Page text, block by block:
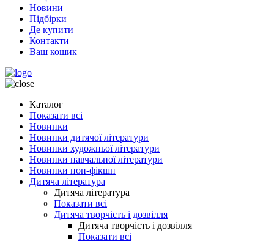
Новини
Підбірки
Де купити
Контакти
Ваш кошик
Каталог
Показати всі
Новинки
Новинки дитячої літератури
Новинки художньої літератури
Новинки навчальної літератури
Новинки нон-фікшн
Дитяча література
Дитяча література
Показати всі
Дитяча творчість і дозвілля
Дитяча творчість і дозвілля
Показати всі